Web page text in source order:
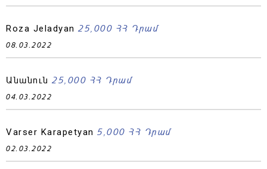
Roza Jeladyan 25,000 ՀՀ Դրամ
08.03.2022
Անանուն 25,000 ՀՀ Դրամ
04.03.2022
Varser Karapetyan 5,000 ՀՀ Դրամ
02.03.2022